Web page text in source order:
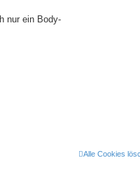
nur ein Body-
Alle Cookies